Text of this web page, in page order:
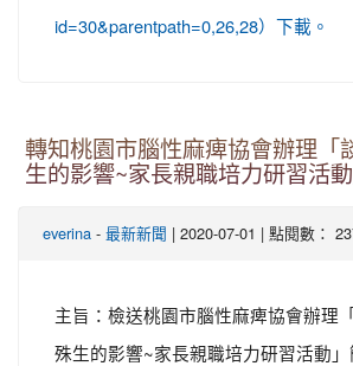
id=30&parentpath=0,26,28）下載。
轉知桃園市腦性麻痺協會辦理「
生的影響~家長親職培力研習活
everina - 最新新聞 | 2020-07-01 | 點閱數：
主旨：檢送桃園市腦性麻痺協會辦理
殊生的影響~家長親職培力研習活動